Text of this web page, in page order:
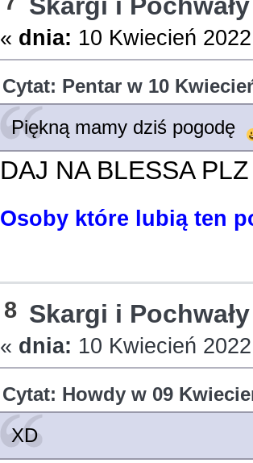
Skargi i Pochwały
« dnia: 10 Kwiecień
Cytat: Pentar w 10
Piękną mamy dziś pogodę
DAJ NA BLESSA PLZ
Osoby które lubią ten
8 Skargi i Pochwały
« dnia: 10 Kwiecień
Cytat: Howdy w 09
XD